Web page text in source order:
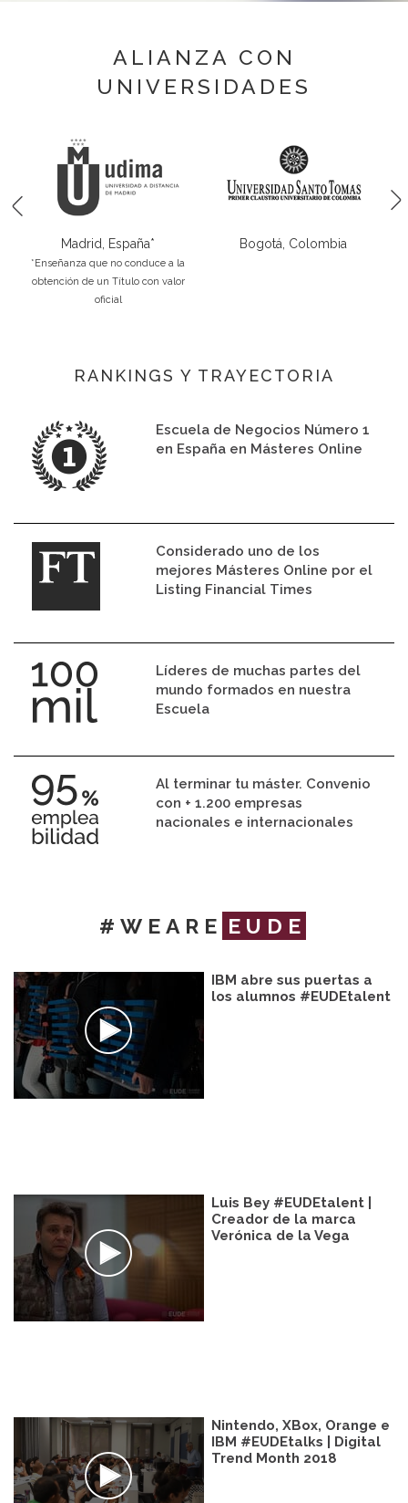
ALIANZA CON
UNIVERSIDADES
Madrid, España*
*Enseñanza que no conduce a la
obtención de un Título con valor
oficial
Bogotá, Colombia
RANKINGS Y TRAYECTORIA
Escuela de Negocios Número 1
en España en Másteres Online
Considerado uno de los
mejores Másteres Online por el
Listing Financial Times
Líderes de muchas partes del
mundo formados en nuestra
Escuela
Al terminar tu máster. Convenio
con + 1.200 empresas
nacionales e internacionales
#WEARE EUDE
IBM abre sus puertas a
los alumnos #EUDEtalent
Luis Bey #EUDEtalent |
Creador de la marca
Verónica de la Vega
Nintendo, XBox, Orange e
IBM #EUDEtalks | Digital
Trend Month 2018